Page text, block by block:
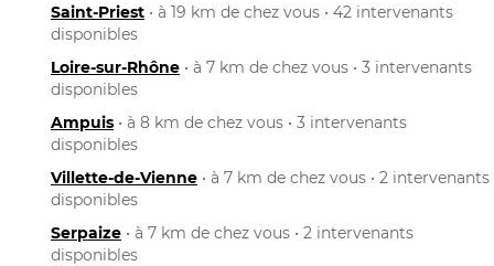
Saint-Priest • à 19 km de chez vous • 42 intervenants
disponibles
Loire-sur-Rhône • à 7 km de chez vous • 3 intervenants
disponibles
Ampuis • à 8 km de chez vous • 3 intervenants
disponibles
Villette-de-Vienne • à 7 km de chez vous • 2 intervenants
disponibles
Serpaize • à 7 km de chez vous • 2 intervenants
disponibles